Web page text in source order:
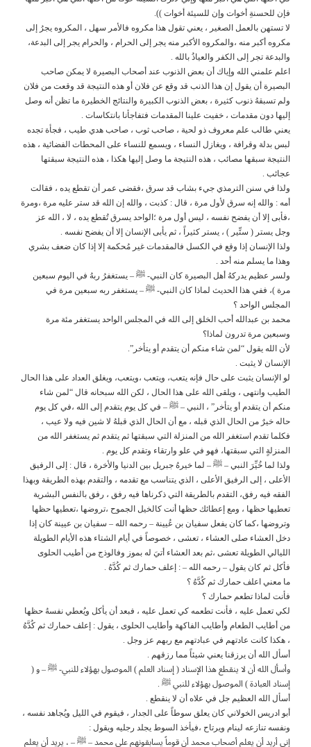
فإن للحسنةِ أخوات وإن للسيئة أخوات )).
لا تستهن بالعمل الصغير ، يعني تقول هذا مكروه فالأمر سهل ، المكروه يجرُ إلى
مكروه أكبر منه ،والمكروه الأكبر منه يجر إلى الحرام ، والحرام يجر إلى البدعة،
والبدعة تجر إلى الكفر والعياذُ بالله .
اعلم علمني الله وإياك أن بعض الذنوب عند أصحاب البصيرة لا يمكن صاحب
البصيرة أن يقول إن هذا الذنب قد وقع عن فلان أو هذه النتيجة قد وقعت من فلان
ولم تسبقهُ ذنوب كثيرة ، بعض الذنوب الكبيرة والنتائج الخطيرة ما تظن أنه وصل
إليها دون مقدمات ، خفيت علينا المقدمات فتفاجأنا بانتكاسات .
يعني طالب علم معروف ذو لحية ، صاحب ثوب ، صاحب هدي طيب ، فجأة تجده
لبس بدلة وقرافة ، ويغازل النساء ، ويسمع للنساء على المحطات الفضائية ، هذه
النتيجة سبقها مصائب ، هذه النتيجة ما وصل إليها هكذا ، هذه النتيجة سبقتها
عجائب .
ولذا في سنن الترمذي جيء بشاب قد سرق ،فقضى عمر أن تقطع يده ، فقالت
أمه : والله إنه سرق لأول مرة ، قال : كذبت ، والله إن الله قد ستر عليه مرة ،ومرة
،فأبى إلا أن يفضح نفسه ، ليس أول مرة ؛الواحد يسرق تُقطع يده ، لا ، الله عز
وجل يستر ( ستِّير ) ، يستر كثيراً ، ثم يأبى الإنسان إلا أن يفضح نفسه .
ولذا الإنسان إذا وقع في الكسل فالمقدمات غير مُحكمة إلا إذا كان ضعف بشري
وهذا ما يسلم منه أحد .
ولسر عظيم يدركهُ أهل البصيرة كان النبي- ﷺ – يستغفرُ ربهُ في اليوم سبعين
مرة )، ففي هذا الحديث لماذا كان النبي- ﷺ – يستغفر ربه سبعين مرة في
المجلس الواحد ؟
محمد بن عبدالله أحب الخلق إلى الله في المجلس الواحد يستغفر مئة مرة
وسبعين مرة تدرون لماذا؟
لأن الله يقول “لمن شاء منكم أن يتقدم أو يتأخر”.
الإنسان لا يثبت .
لو الإنسان يثبت على حال فإنه يتعب، ويتعب ،ويتعب، ويغلق العداد على هذا الحال
الطيب وانتهى ، ويلقى الله على هذا الحال ، لكن الله سبحانه قال “لمن شاء
منكم أن يتقدم أو يتأخر” ، النبي – ﷺ – في كل يوم يتقدم إلى الله ،في كل يوم
حاله خيرٌ من الحال الذي قبله ، مع أن الحال الذي قبلهُ لا شين فيه ولا عيب ،
فكلما تقدم استغفر الله من المنزلة التي سبقتها ثم يتقدم ثم يستغفر الله من
المنزلةٍ التي سبقتها، فهو في علو وارتقاء وتقدم كل يوم .
ولذا لما خُيِّرَ النبي – ﷺ – لما خيرهُ جبريل بين الدنيا والأخرة ، قال : إلى الرفيق
الأعلى ، إلى الرفيق الأعلى ، الذي يتناسب مع تقدمه ، والتقدم بهذه الطريقة وبهذا
الفقه فيه رفق، التقدم بالطريقة التي ذكرناها فيه رفق ، رفق بالنفس البشرية
تعطيها حظها ، ومع إعطائك حظها أنت كالخيل الجموح ،تروضها ،تعطيها حظها
وتروضها ،كما كان يفعل سفيان بن عُيينة – رحمه الله – سفيان بن عيينة كان إذا
دخل العشاء صلى العشاء ، تعشى ، خصوصاً في أيام الشتاء هذه الأيام الطويلة
الليالي الطويلة تعشى ،ثم بعد العشاء أتيَ له بموز وفالوذج من أطيب الحلوى
فأكل ثم كان يقول – رحمه الله – : إعلف حمارك ثم كُدَّهُ .
ما معني اعلف حمارك ثم كُدَّهُ ؟
فأنت لماذا تطعم حمارك ؟
لكي تعمل عليه ، فأنت تطعمه كي تعمل عليه ، فبعد أن يأكل ويُعطي نفسهُ حظها
من أطايب الطعام وأطايب الفاكهة وأطايب الحلوى ، يقول : إعلف حمارك ثم كُدَّهُ
، هكذا كانت عادتهم في عبادتهم مع ربهم عز وجل .
أسأل الله أن يرزقنا يعني شيئاً مما رزقهم .
وأسأل الله أن لا ينقطع هذا الإسناد ( إسناد العلم ) الموصول بهؤلاء للنبي- ﷺ – و (
إسناد العبادة ) الموصول بهؤلاء للنبي ﷺ .
أسأل الله العظيم جل في علاه أن لا ينقطع .
أبو ادريس الخولاني كان يعلق سوطاً على الجدار ، فيقوم في الليل ويُجاهد نفسه ،
ونفسه تنازعه لينام ويرتاح ،فيأخذ السوط يجلد رجليه ويقول :
إني أريد أن يعلم أصحاب محمد أن قوماً يسابقونهم على محمد – ﷺ – ، يريد أن يعلم